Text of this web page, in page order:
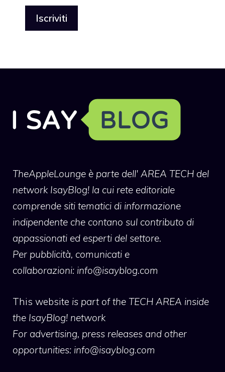
TheAppleLounge è parte dell' AREA TECH del
network IsayBlog! la cui rete editoriale
comprende siti tematici di informazione
indipendente che contano sul contributo di
appassionati ed esperti del settore.
Per pubblicità, comunicati e
collaborazioni: info@isayblog.com
This website is part of the TECH AREA inside
the IsayBlog! network
For advertising, press releases and other
opportunities: info@isayblog.com